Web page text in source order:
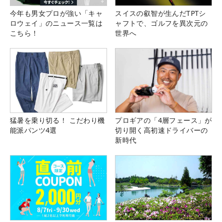
今年も男女プロが強い「キャ
ロウェイ」のニュース一覧は
こちら！
スイスの叡智が生んだTPTシ
ャフトで、ゴルフを異次元の
世界へ
猛暑を乗り切る！ こだわり機
能派パンツ4選
プロギアの「4層フェース」が
切り開く高初速ドライバーの
新時代